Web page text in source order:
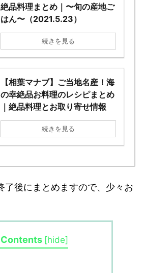
絶品料理まとめ｜〜旬の産地ご
はん〜（2021.5.23）
続きを見る
【相葉マナブ】ご当地名産！海
の幸絶品お料理のレシピまとめ
｜絶品料理とお取り寄せ情報
続きを見る
了後にまとめますので、少々お
Contents [hide]